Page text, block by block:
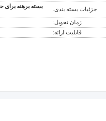
جزئیات بسته بندی:
بسته برهنه برای
زمان تحویل:
قابلیت ارائه: